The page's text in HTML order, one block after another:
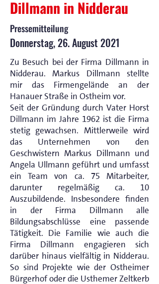
Dillmann in Nidderau
Pressemitteilung
Donnerstag, 26. August 2021
Zu Besuch bei der Firma Dillmann in
Nidderau. Markus Dillmann stellte
mir das Firmengelände an der
Hanauer Straße in Ostheim vor.
Seit der Gründung durch Vater Horst
Dillmann im Jahre 1962 ist die Firma
stetig gewachsen. Mittlerweile wird
das Unternehmen von den
Geschwistern Markus Dillmann und
Angela Ullmann geführt und umfasst
ein Team von ca. 75 Mitarbeiter,
darunter regelmäßig ca. 10
Auszubildende. Insbesondere finden
in der Firma Dillmann alle
Bildungsabschlüsse eine passende
Tätigkeit. Die Familie wie auch die
Firma Dillmann engagieren sich
darüber hinaus vielfältig in Nidderau.
So sind Projekte wie der Ostheimer
Bürgerhof oder die Usthemer Zeltkerb